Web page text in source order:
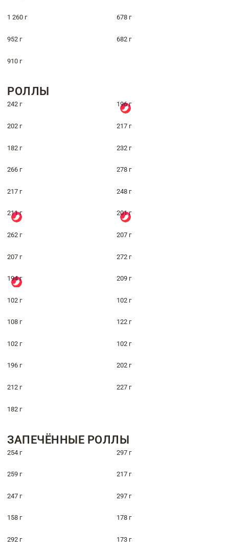
1 260 г 678 г
952 г 682 г
910 г
РОЛЛЫ
242 г 196 г
202 г 217 г
182 г 232 г
266 г 278 г
217 г 248 г
211 г 201 г
262 г 207 г
207 г 272 г
194 г 209 г
102 г 102 г
108 г 122 г
102 г 102 г
196 г 202 г
212 г 227 г
182 г
ЗАПЕЧЁННЫЕ РОЛЛЫ
254 г 297 г
259 г 217 г
247 г 297 г
158 г 178 г
292 г 173 г